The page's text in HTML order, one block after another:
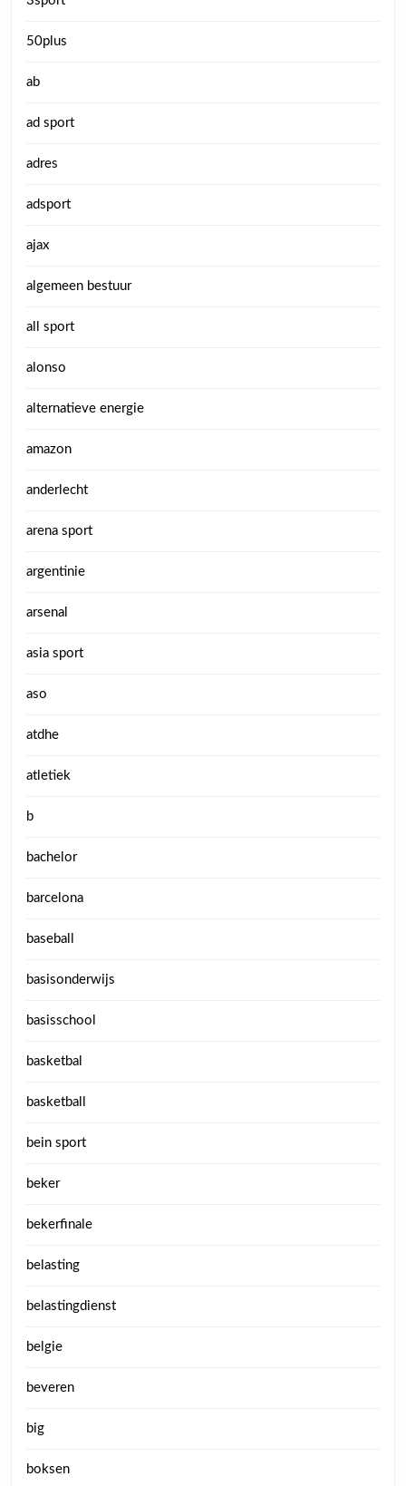
50plus
ab
ad sport
adres
adsport
ajax
algemeen bestuur
all sport
alonso
alternatieve energie
amazon
anderlecht
arena sport
argentinie
arsenal
asia sport
aso
atdhe
atletiek
b
bachelor
barcelona
baseball
basisonderwijs
basisschool
basketbal
basketball
bein sport
beker
bekerfinale
belasting
belastingdienst
belgie
beveren
big
boksen